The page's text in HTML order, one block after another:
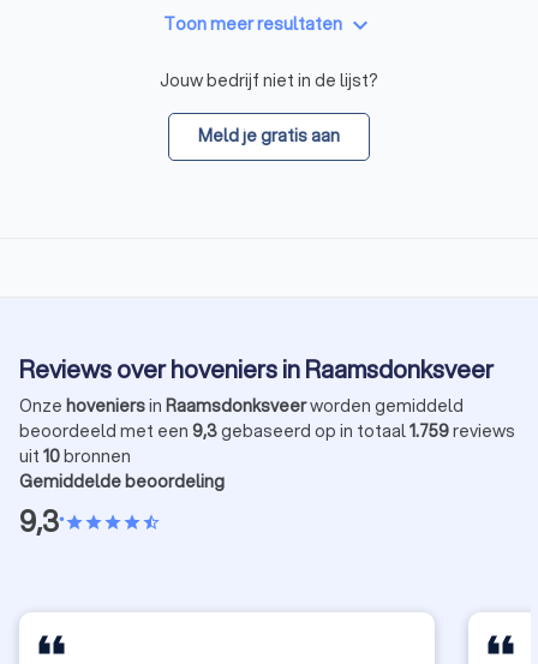
Toon meer resultaten keyboard_arrow_down
Jouw bedrijf niet in de lijst?
Meld je gratis aan
Reviews over hoveniers in Raamsdonksveer
Onze hoveniersin Raamsdonksveerworden gemiddeld
beoordeeld met een 9,3gebaseerd op in totaal1.759reviews
uit 10bronnen
Gemiddelde beoordeling
9,3•starstarstarstarstar_half